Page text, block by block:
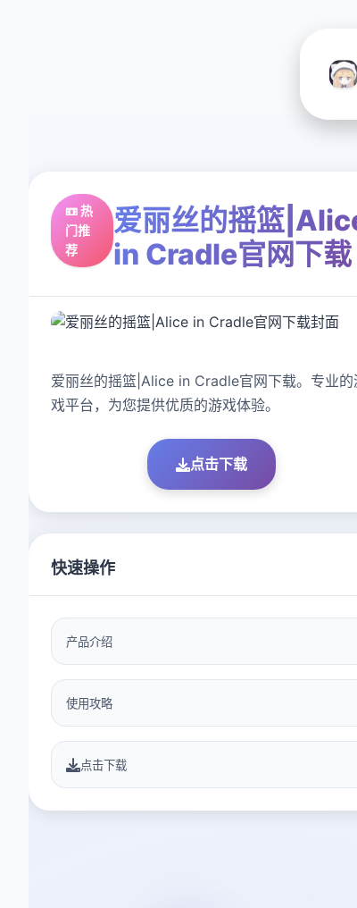
📼 热
门推
荐
爱丽丝的摇篮
in Cradle官网下载
爱丽丝的摇篮|Alice in Cradle官网下载。专业的
戏平台，为您提供优质的游戏体验。
点击下载
快速操作
产品介绍
使用攻略
点击下载